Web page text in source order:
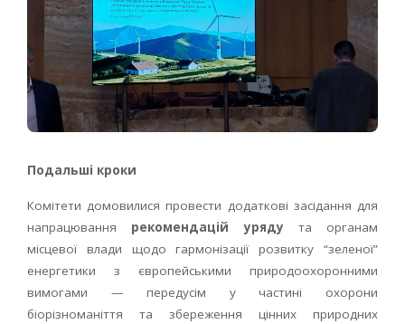
Подальші кроки
Комітети домовилися провести додаткові засідання для
напрацювання рекомендацій уряду та органам
місцевої влади щодо гармонізації розвитку “зеленої”
енергетики з європейськими природоохоронними
вимогами — передусім у частині охорони
біорізноманіття та збереження цінних природних